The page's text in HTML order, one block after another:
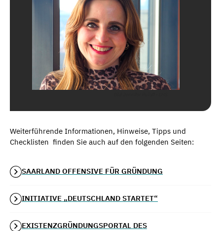
Weiterführende Informationen, Hinweise, Tipps und
Checklisten finden Sie auch auf den folgenden Seiten:
SAARLAND OFFENSIVE FÜR GRÜNDUNG
INITIATIVE „DEUTSCHLAND STARTET“
EXISTENZGRÜNDUNGSPORTAL DES